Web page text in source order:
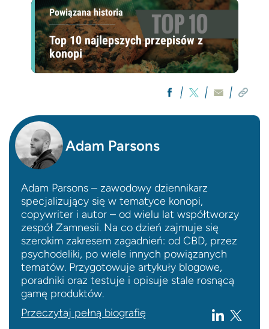
Powiązana historia
Top 10 najlepszych przepisów z
konopi
Adam Parsons
Adam Parsons – zawodowy dziennikarz
specjalizujący się w tematyce konopi,
copywriter i autor – od wielu lat współtworzy
zespół Zamnesii. Na co dzień zajmuje się
szerokim zakresem zagadnień: od CBD, przez
psychodeliki, po wiele innych powiązanych
tematów. Przygotowuje artykuły blogowe,
poradniki oraz testuje i opisuje stale rosnącą
gamę produktów.
Przeczytaj pełną biografię